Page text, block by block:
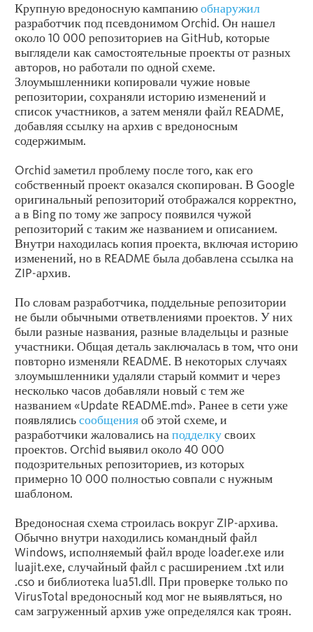
Крупную вредоносную кампаниюобнаружил
разработчик под псевдонимом Orchid. Он нашел
около 10 000 репозиториев на GitHub, которые
выглядели как самостоятельные проекты от разных
авторов, но работали по одной схеме.
Злоумышленники копировали чужие новые
репозитории, сохраняли историю изменений и
список участников, а затем меняли файл README,
добавляя ссылку на архив с вредоносным
содержимым.
Orchid заметил проблему после того, как его
собственный проект оказался скопирован. В Google
оригинальный репозиторий отображался корректно,
а в Bing по тому же запросу появился чужой
репозиторий с таким же названием и описанием.
Внутри находилась копия проекта, включая историю
изменений, но в README была добавлена ссылка на
ZIP-архив.
По словам разработчика, поддельные репозитории
не были обычными ответвлениями проектов. У них
были разные названия, разные владельцы и разные
участники. Общая деталь заключалась в том, что они
повторно изменяли README. В некоторых случаях
злоумышленники удаляли старый коммит и через
несколько часов добавляли новый с тем же
названием «Update README.md». Ранее в сети уже
появлялисьсообщенияоб этой схеме, и
разработчики жаловались наподделкусвоих
проектов. Orchid выявил около 40 000
подозрительных репозиториев, из которых
примерно 10 000 полностью совпали с нужным
шаблоном.
Вредоносная схема строилась вокруг ZIP-архива.
Обычно внутри находились командный файл
Windows, исполняемый файл вроде loader.exe или
luajit.exe, случайный файл с расширением .txt или
.cso и библиотека lua51.dll. При проверке только по
VirusTotal вредоносный код мог не выявляться, но
сам загруженный архив уже определялся как троян.